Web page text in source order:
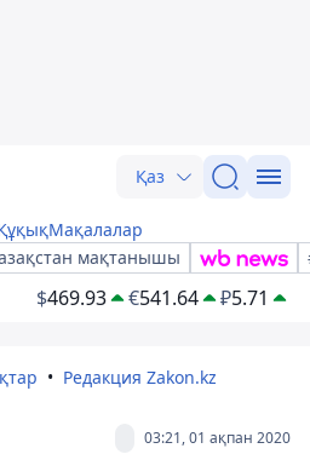
Қаз
Мақалалар
мақтанышы
$469.93 €541.64 ₽5.71
Редакция Zakon.kz
03:21, 01 ақпан 2020